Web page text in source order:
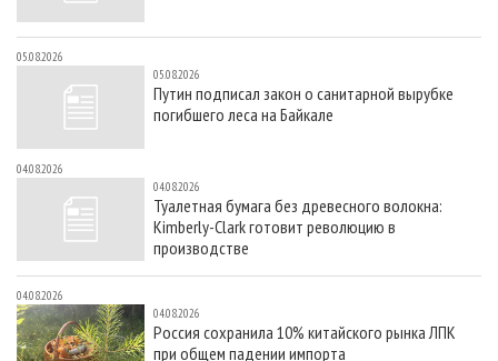
05.08.2026
05.08.2026
Путин подписал закон о санитарной вырубке
погибшего леса на Байкале
04.08.2026
04.08.2026
Туалетная бумага без древесного волокна:
Kimberly-Clark готовит революцию в
производстве
04.08.2026
04.08.2026
Россия сохранила 10% китайского рынка ЛПК
при общем падении импорта